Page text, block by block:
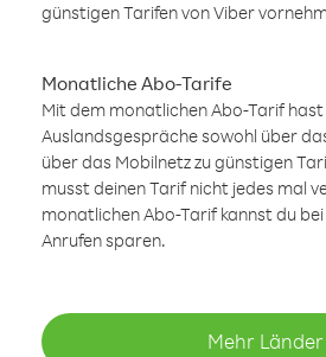
günstigen Tarifen von Viber
Monatliche Abo-Tarife
Mit dem monatlichen Abo-Tarif
Auslandsgespräche sowohl über
über das Mobilnetz zu günstigen
musst deinen Tarif nicht jedes mal
monatlichen Abo-Tarif kannst du
Anrufen sparen.
Mehr Länder